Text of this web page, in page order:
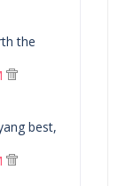
the
best,